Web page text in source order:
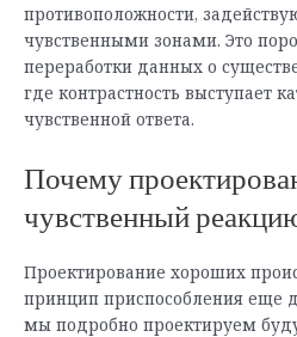
противоположности,
чувственными зонами. Это
переработки данных о
где контрастность выступает
чувственной ответа.
Почему
чувственный
Проектирование хороших
принцип приспособления еще
мы подробно проектируем